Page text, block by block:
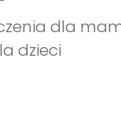
dla
dzieci